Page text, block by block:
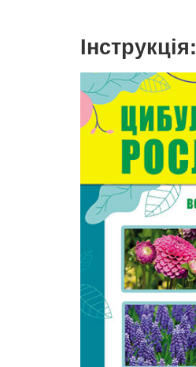
Інструкція: